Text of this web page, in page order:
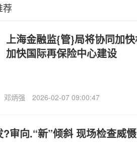
荐
上海金融监{管}局将协同加
加快国际再保险中心建设
邓炳强 2026-02-07 09:00:47
?审向.“新”倾斜 现场检查威